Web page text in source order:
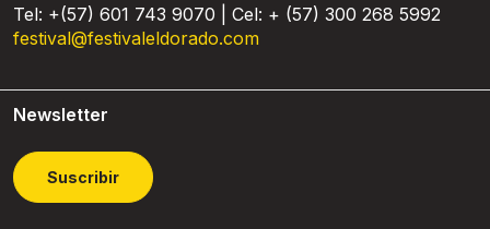
Tel: +(57) 601 743 9070 | Cel: + (57) 300 268 5992
festival@festivaleldorado.com
Newsletter
Suscribir